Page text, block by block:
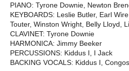
PIANO: Tyrone Downie, Newton
KEYBOARDS: Leslie Butler, Earl
Touter, Winston Wright, Belly Lloyd,
CLAVINET: Tyrone Downie
HARMONICA: Jimmy Beeker
PERCUSSIONS: Kiddus I, I Jack
BACKING VOCALS: Kiddus I,